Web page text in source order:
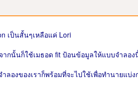
เป็นสั้นๆเหลือแค่ Lori
ากนั้นก็ใช้เมธอด fit ป้อนข้อมูลให้แบบจำลอง
ลองของเราก็พร้อมที่จะไปใช้เพื่อทำนายแบ่